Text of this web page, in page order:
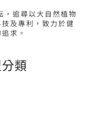
，追尋以大自然植物
及專利，致力於健
求。
類